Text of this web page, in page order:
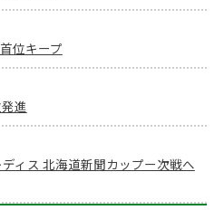
位キープ
進
ィス 北海道新聞カップー次戦へ